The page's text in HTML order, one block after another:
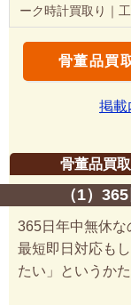
ーク時計買取り｜
骨董品買
掲載
骨董品買
（1）
365日年中無休な
最短即日対応も
たい」というか